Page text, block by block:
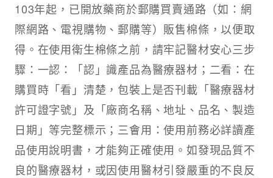
103年起，已開放藥商於郵購買賣通路（如：網
際網路、電視購物、郵購等）販售棉條，以便取
得。在使用衛生棉條之前，請牢記醫材安心三步
驟：一認：「認」識產品為醫療器材；二看：在
購買時「看」清楚，包裝上是否刊載「醫療器材
許可證字號」及「廠商名稱、地址、品名、製造
日期」等完整標示；三會用：使用前務必詳讀產
品使用說明書，才能夠正確使用。如發現品質不
良的醫療器材，或因使用醫材引發嚴重的不良反